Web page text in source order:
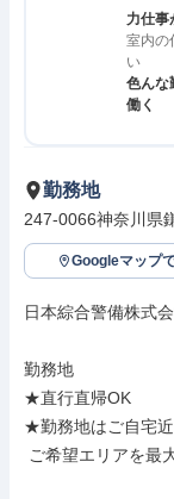
力仕事
室内の
い
色んな
働く
勤務地
247-0066神奈川県
Googleマップ
日本綜合警備株式
勤務地
★直行直帰OK
★勤務地はご自宅近